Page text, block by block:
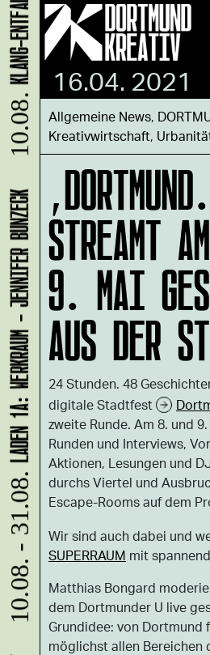
16.04. 2021
Allgemeine News,
Kreativwirtschaft,
STREAMT
9. MAI
AUS DER
24 Stunden. 48
digitale Stadtfest
zweite Runde. Am 8. und
Runden und Interviews,
Aktionen, Lesungen und
durchs Viertel und
Escape-Rooms auf dem
Wir sind auch dabei und
SUPERRAUM mit
Matthias Bongard
dem Dortmunder U live
Grundidee: von Dortmund
möglichst allen Bereichen
10.08. - 31.08.
LADEN 1A: WERKRAUM - JENNIFER BUNZECK
10.08.